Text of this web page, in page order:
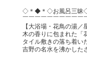
◇＊◆＊◇お風呂三
￣￣￣￣￣￣￣￣￣￣
【大浴場・花鳥の湯／
木の香りに包まれた「
タイル敷きの落ち着い
吉野の名水を沸かした